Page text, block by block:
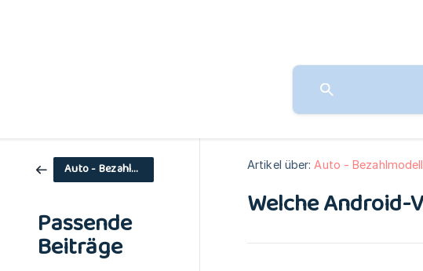
Auto - Bezahlmodelle
Passende
Beiträge
Artikel über: Auto -
Welche